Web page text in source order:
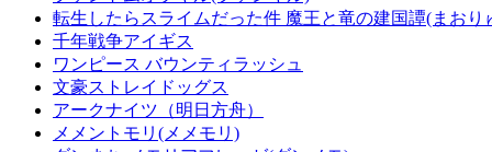
転生したらスライムだった件 魔王と竜の建国譚(まおり
千年戦争アイギス
ワンピース バウンティラッシュ
文豪ストレイドッグス
アークナイツ（明日方舟）
メメントモリ(メメモリ)